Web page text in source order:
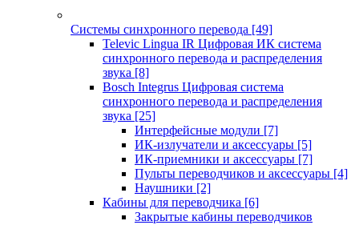
Системы синхронного перевода [49]
Televic Lingua IR Цифровая ИК система
синхронного перевода и распределения
звука [8]
Bosch Integrus Цифровая система
синхронного перевода и распределения
звука [25]
Интерфейсные модули [7]
ИК-излучатели и аксессуары [5]
ИК-приемники и аксессуары [7]
Пульты переводчиков и аксессуары [4]
Наушники [2]
Кабины для переводчика [6]
Закрытые кабины переводчиков